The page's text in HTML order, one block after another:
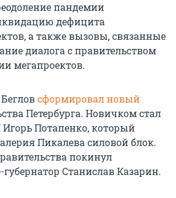
пандемии
дефицита
а также вызовы, связанные
диалога с правительством
мегапроектов.
сформировал новый
Петербурга. Новичком стал
Потапенко, который
Пикалева силовой блок.
покинул
Станислав Казарин.